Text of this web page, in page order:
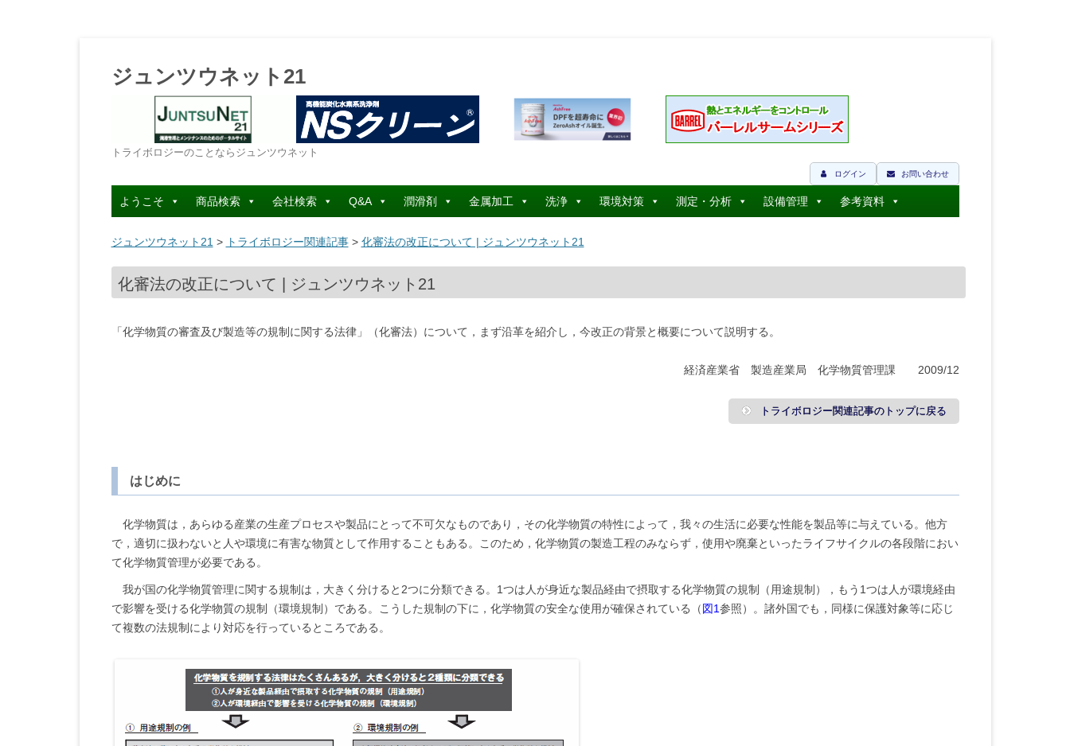
ジュンツウネット21
トライボロジーのことならジュンツウネット
お問い合わせ
ログイン
コ
ン
テ
ン
へ
キ
ようこそ 商品検索 会社検索 Q&A 潤滑剤 金属加工 洗浄 環境対策 測定・分析 設備管理 参考資料
ジュンツウネット21 > トライボロジー関連記事> 化審法の改正について | ジュンツウネット21
化審法の改正について | ジュンツウネット21
「化学物質の審査及び製造等の規制に関する法律」（化審法）について，まず沿革を紹介し，今改正の背景と概要について説明する。
経済産業省 製造産業局 化学物質管理課 2009/12
トライボロジー関連記事のトップに戻る
はじめに
化学物質は，あらゆる産業の生産プロセスや製品にとって不可欠なものであり，その化学物質の特性によって，我々の生活に必要な性能を製品等に与えている。他方
で，適切に扱わないと人や環境に有害な物質として作用することもある。このため，化学物質の製造工程のみならず，使用や廃棄といったライフサイクルの各段階におい
て化学物質管理が必要である。
我が国の化学物質管理に関する規制は，大きく分けると2つに分類できる。1つは人が身近な製品経由で摂取する化学物質の規制（用途規制），もう1つは人が環境経由
で影響を受ける化学物質の規制（環境規制）である。こうした規制の下に，化学物質の安全な使用が確保されている（図1参照）。諸外国でも，同様に保護対象等に応じ
て複数の法規制により対応を行っているところである。